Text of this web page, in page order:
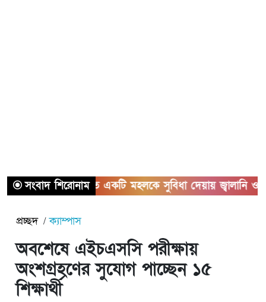
সংবাদ শিরোনাম
অতীতে একটি মহলকে সুবিধা দেয়ায় জ্বালানি ও বিদ্যুতের
প্রচ্ছদ ক্যাম্পাস
অবশেষে এইচএসসি পরীক্ষায়
অংশগ্রহণের সুযোগ পাচ্ছেন ১৫
শিক্ষার্থী